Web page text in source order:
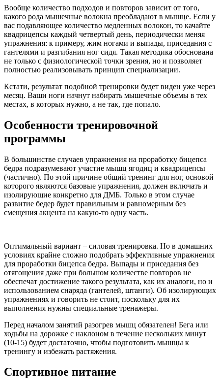
Вообще количество подходов и повторов зависит от того,
какого рода мышечные волокна преобладают в мышце. Если у
вас подавляющее количество медленных волокон, то качайте
квадрицепсы каждый четвертый день, периодически меняя
упражнения: к примеру, жим ногами и выпады, приседания с
гантелями и разгибания ног сидя. Такая методика обоснована
не только с физиологической точки зрения, но и позволяет
полностью реализовывать принцип специализации.
Кстати, результат подобной тренировки будет виден уже через
месяц. Ваши ноги начнут набирать мышечные объемы в тех
местах, в которых нужно, а не так, где попало.
Особенности тренировочной
программы
В большинстве случаев упражнения на проработку бицепса
бедра подразумевают участие мышц ягодиц и квадрицепсы
(частично). По этой причине общий тренинг для ног, основой
которого являются базовые упражнения, должен включать и
изолирующие конкретно для ДМБ. Только в этом случае
развитие бедер будет правильным и равномерным без
смещения акцента на какую-то одну часть.
Оптимальный вариант – силовая тренировка. Но в домашних
условиях крайне сложно подобрать эффективные упражнения
для проработки бицепса бедра. Выпады и приседания без
отягощения даже при большом количестве повторов не
обеспечат достижение такого результата, как их аналоги, но и
использованием снаряда (гантелей, штанги). Об изолирующих
упражнениях и говорить не стоит, поскольку для их
выполнения нужны специальные тренажеры.
Перед началом занятий разогрев мышц обязателен! Бега или
ходьбы на дорожке с наклоном в течение нескольких минут
(10-15) будет достаточно, чтобы подготовить мышцы к
тренингу и избежать растяжения.
Спортивное питание